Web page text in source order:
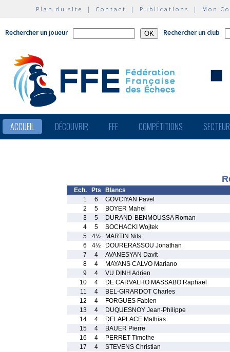
Plan du site | Contact | Publications | Mon
Rechercher un joueur Rechercher un club
ACCUEIL DÉCOUVRIR FFE COMPÉTITIONS
Ech. Pts
Blancs
1
6
GOVCIYAN Pavel
2
5
BOYER Mahel
3
5
DURAND-BENMOUSSA Roman
4
5
SOCHACKI Wojtek
5
4½
MARTIN Nils
6
4½
DOURERASSOU Jonathan
7
4
AVANESYAN Davit
8
4
MAYANS CALVO Mariano
9
4
VU DINH Adrien
10
4
DE CARVALHO MASSABO Raphael
11
4
BEL-GIRARDOT Charles
12
4
FORGUES Fabien
13
4
DUQUESNOY Jean-Philippe
14
4
DELAPLACE Mathias
15
4
BAUER Pierre
16
4
PERRET Timothe
17
4
STEVENS Christian